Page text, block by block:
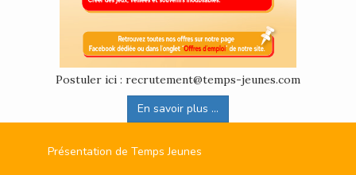
Postuler ici : recrutement@temps-jeunes.com
En savoir plus ...
Présentation de Temps Jeunes